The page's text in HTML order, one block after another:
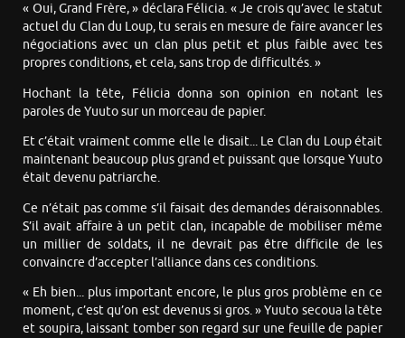
« Oui, Grand Frère, » déclara Félicia. « Je crois qu’avec le statut
actuel du Clan du Loup, tu serais en mesure de faire avancer les
négociations avec un clan plus petit et plus faible avec tes
propres conditions, et cela, sans trop de difficultés. »
Hochant la tête, Félicia donna son opinion en notant les
paroles de Yuuto sur un morceau de papier.
Et c’était vraiment comme elle le disait... Le Clan du Loup était
maintenant beaucoup plus grand et puissant que lorsque Yuuto
était devenu patriarche.
Ce n’était pas comme s’il faisait des demandes déraisonnables.
S’il avait affaire à un petit clan, incapable de mobiliser même
un millier de soldats, il ne devrait pas être difficile de les
convaincre d’accepter l’alliance dans ces conditions.
« Eh bien... plus important encore, le plus gros problème en ce
moment, c’est qu’on est devenus si gros. » Yuuto secoua la tête
et soupira, laissant tomber son regard sur une feuille de papier